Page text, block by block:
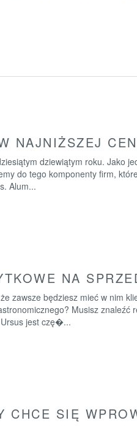
NAJNIŻSZEJ
dziewiątym roku. Jako
do tego komponenty firm,
Alum...
NA
zawsze będziesz mieć w nim
Musisz
jest czę�...
CHCE SIĘ